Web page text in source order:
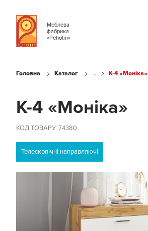
Меблева
фабрика
«Pehotin»
Головна Каталог ... К-4 «Моніка»
К-4 «Моніка»
КОД ТОВАРУ: 74380
Телескопічні направляючі